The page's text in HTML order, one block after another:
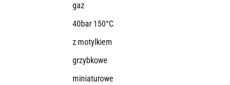
gaz
40bar 150°C
z motylkiem
grzybkowe
miniaturowe